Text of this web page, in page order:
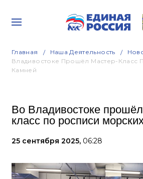
Главная Наша Деятельность
Владивостоке Прошёл Мастер-Класс
Камней
Во Владивостоке
класс по росписи
25 сентября 2025, 06:28